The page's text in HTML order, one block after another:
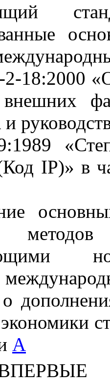
18:2000
внешних
IP)» в
А